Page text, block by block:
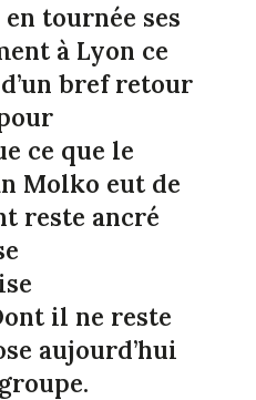
tournée ses
à Lyon ce
bref retour
ce que le
Molko eut de
reste ancré
il ne reste
aujourd’hui